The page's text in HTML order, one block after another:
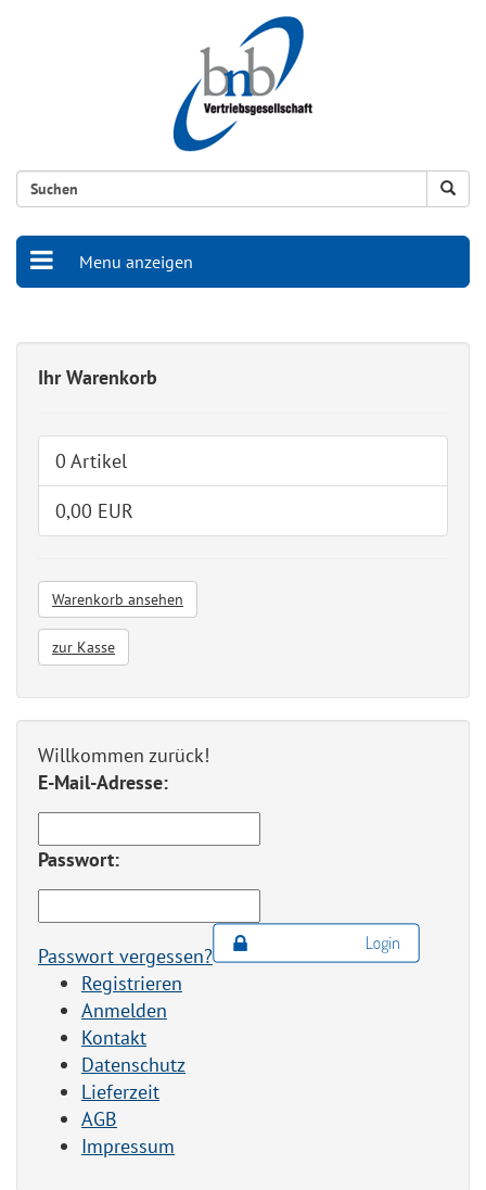
Menu anzeigen
Ihr Warenkorb
0 Artikel
0,00 EUR
Warenkorb ansehen
zur Kasse
Willkommen zurück!
E-Mail-Adresse:
Passwort:
Passwort vergessen?
Registrieren
Anmelden
Kontakt
Datenschutz
Lieferzeit
AGB
Impressum